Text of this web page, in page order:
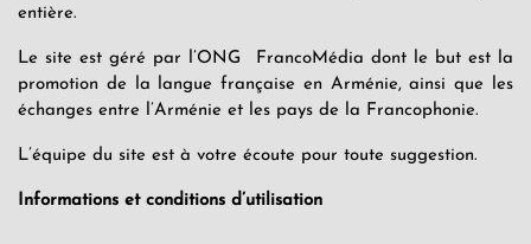
entière.
Le site est géré par l’ONG FrancoMédia dont le but est la
promotion de la langue française en Arménie, ainsi que les
échanges entre l’Arménie et les pays de la Francophonie.
L’équipe du site est à votre écoute pour toute suggestion.
Informations et conditions d’utilisation